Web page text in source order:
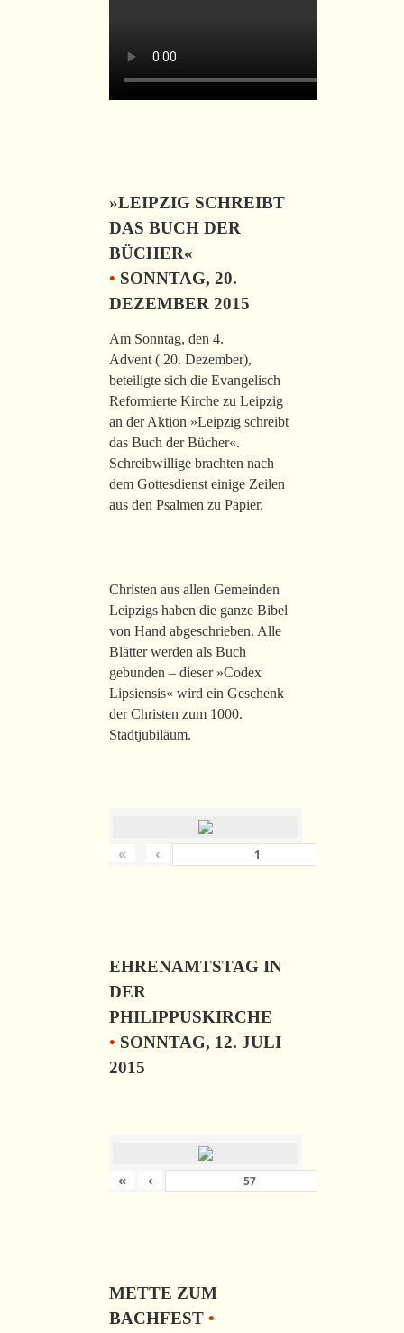
»LEIPZIG SCHREIBT
DAS BUCH DER
BÜCHER«
• SONNTAG, 20.
DEZEMBER 2015
Am Sonntag, den 4.
Advent ( 20. Dezember),
beteiligte sich die Evangelisch
Reformierte Kirche zu Leipzig
an der Aktion »Leipzig schreibt
das Buch der Bücher«.
Schreibwillige brachten nach
dem Gottesdienst einige Zeilen
aus den Psalmen zu Papier.
Christen aus allen Gemeinden
Leipzigs haben die ganze Bibel
von Hand abgeschrieben. Alle
Blätter werden als Buch
gebunden – dieser »Codex
Lipsiensis« wird ein Geschenk
der Christen zum 1000.
Stadtjubiläum.
« ‹
EHRENAMTSTAG IN
DER
PHILIPPUSKIRCHE
• SONNTAG, 12. JULI
2015
« ‹
METTE ZUM
BACHFEST •